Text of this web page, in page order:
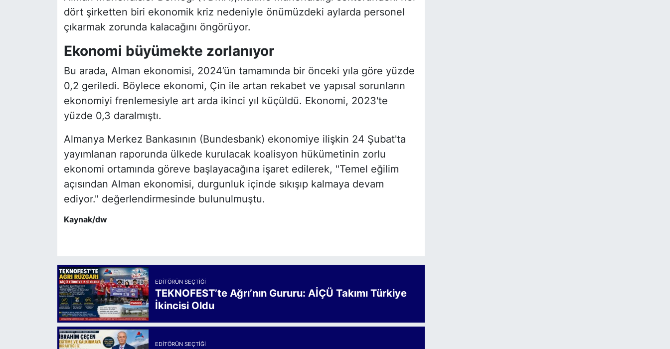
dört şirketten biri ekonomik kriz nedeniyle önümüzdeki aylarda personel
çıkarmak zorunda kalacağını öngörüyor.
Ekonomi büyümekte zorlanıyor
Bu arada, Alman ekonomisi, 2024’ün tamamında bir önceki yıla göre yüzde
0,2 geriledi. Böylece ekonomi, Çin ile artan rekabet ve yapısal sorunların
ekonomiyi frenlemesiyle art arda ikinci yıl küçüldü. Ekonomi, 2023'te
yüzde 0,3 daralmıştı.
Almanya Merkez Bankasının (Bundesbank) ekonomiye ilişkin 24 Şubat'ta
yayımlanan raporunda ülkede kurulacak koalisyon hükümetinin zorlu
ekonomi ortamında göreve başlayacağına işaret edilerek, "Temel eğilim
açısından Alman ekonomisi, durgunluk içinde sıkışıp kalmaya devam
ediyor." değerlendirmesinde bulunulmuştu.
Kaynak/dw
EDITÖRÜN SEÇTIĞI
TEKNOFEST’te Ağrı’nın Gururu: AİÇÜ Takımı Türkiye
İkincisi Oldu
EDITÖRÜN SEÇTIĞI